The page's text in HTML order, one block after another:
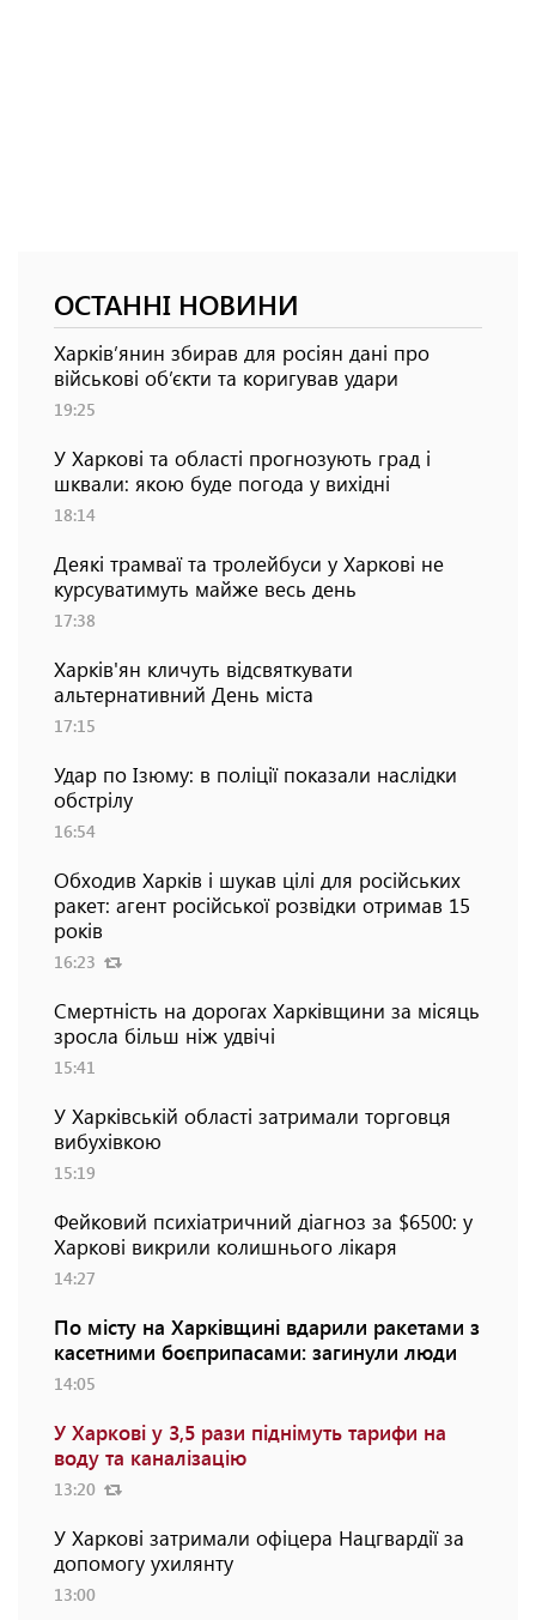
ОСТАННІ НОВИНИ
Харків’янин збирав для росіян дані про
військові об’єкти та коригував удари
19:25
У Харкові та області прогнозують град і
шквали: якою буде погода у вихідні
18:14
Деякі трамваї та тролейбуси у Харкові не
курсуватимуть майже весь день
17:38
Харків'ян кличуть відсвяткувати
альтернативний День міста
17:15
Удар по Ізюму: в поліції показали наслідки
обстрілу
16:54
Обходив Харків і шукав цілі для російських
ракет: агент російської розвідки отримав 15
років
16:23
Смертність на дорогах Харківщини за місяць
зросла більш ніж удвічі
15:41
У Харківській області затримали торговця
вибухівкою
15:19
Фейковий психіатричний діагноз за $6500: у
Харкові викрили колишнього лікаря
14:27
По місту на Харківщині вдарили ракетами з
касетними боєприпасами: загинули люди
14:05
У Харкові у 3,5 рази піднімуть тарифи на
воду та каналізацію
13:20
У Харкові затримали офіцера Нацгвардії за
допомогу ухилянту
13:00